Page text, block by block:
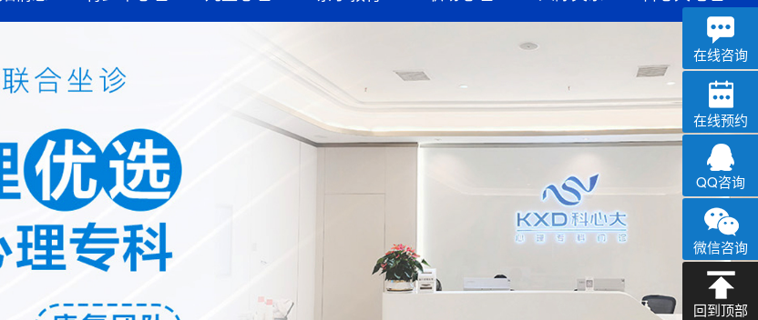
深科
心理咨询
在线咨询
在线预约
QQ咨询
微信咨询
回到顶部